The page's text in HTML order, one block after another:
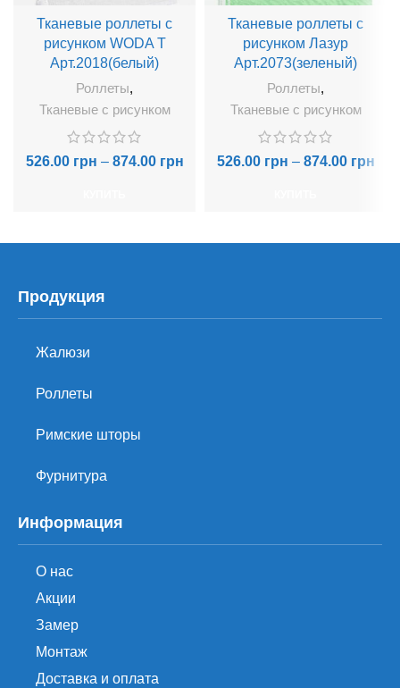
Тканевые роллеты с
рисунком WODA T
Арт.2018(белый)
Роллеты,
Тканевые с рисунком
526.00 грн – 874.00 грн
Тканевые роллеты с
рисунком Лазур
Арт.2073(зеленый)
Роллеты,
Тканевые с рисунком
526.00 грн – 874.00 грн
Продукция
Жалюзи
Роллеты
Римские шторы
Фурнитура
Информация
О нас
Акции
Замер
Монтаж
Доставка и оплата